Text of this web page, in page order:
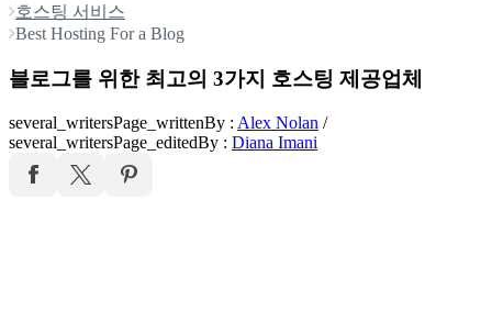
Español
한국어
호스팅 서비스
Best Hosting For a Blog
블로그를 위한 최고의 3가지 호스팅 제공업체
several_writersPage_writtenBy : Alex Nolan /
several_writersPage_editedBy : Diana Imani